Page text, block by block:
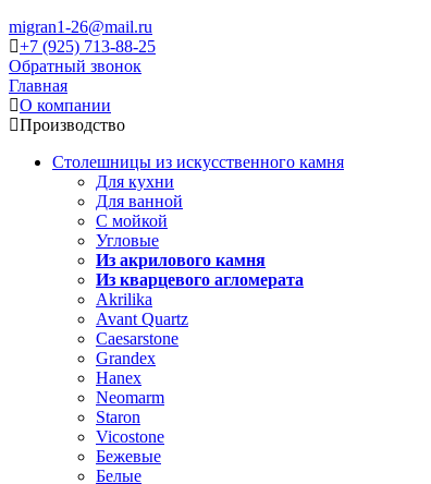
migran1-26@mail.ru
+7 (925) 713-88-25
Обратный звонок
Главная
О компании
Производство
Столешницы из искусственного камня
Для кухни
Для ванной
С мойкой
Угловые
Из акрилового камня
Из кварцевого агломерата
Akrilika
Avant Quartz
Caesarstone
Grandex
Hanex
Neomarm
Staron
Vicostone
Бежевые
Белые